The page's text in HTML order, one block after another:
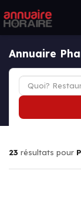
Annuaire
23 résultats pour